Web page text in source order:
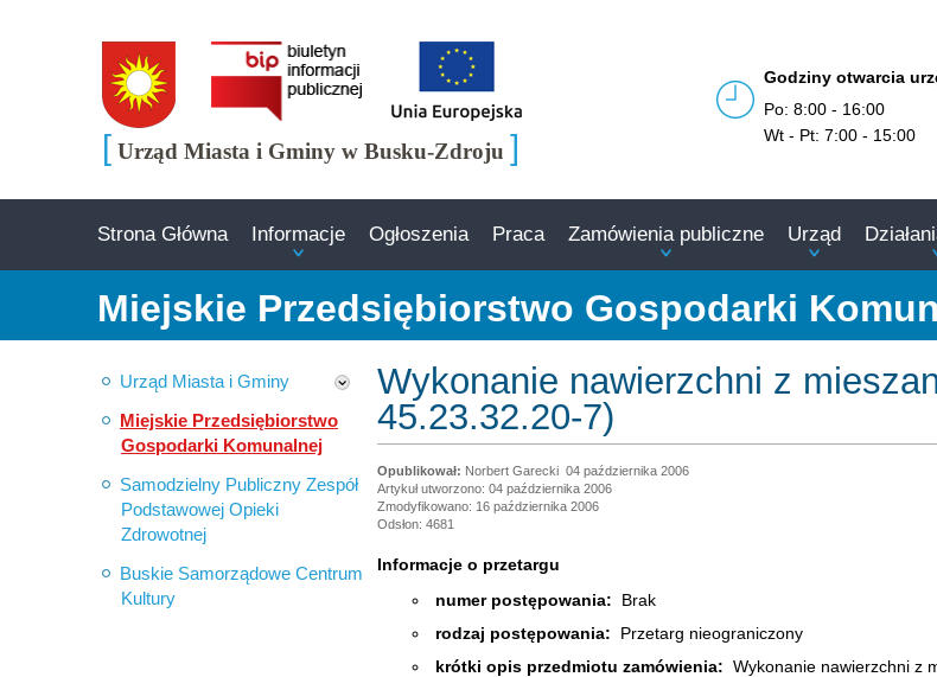
[ Urząd Miasta i Gminy w Busku-Zdroju ]
Godziny otwarcia
Po: 8:00 - 16:00
Wt - Pt: 7:00 - 15:00
Strona Główna Informacje Ogłoszenia Praca Zamówienia publiczne Urząd
Urząd Miasta i Gminy
Miejskie Przedsiębiorstwo
Gospodarki Komunalnej
Samodzielny Publiczny Zespół
Podstawowej Opieki
Zdrowotnej
Buskie Samorządowe Centrum
Kultury
Miejskie Przedsiębiorstwo Gospodarki
Wykonanie nawierzchni z
45.23.32.20-7)
Norbert Garecki 04 października 2006
Artykuł utworzono: 04 października 2006
Zmodyfikowano: 16 października 2006
Odsłon: 4681
Informacje o przetargu
numer postępowania: Brak
rodzaj postępowania: Przetarg nieograniczony
krótki opis przedmiotu zamówienia: Wykonanie nawierzchni z